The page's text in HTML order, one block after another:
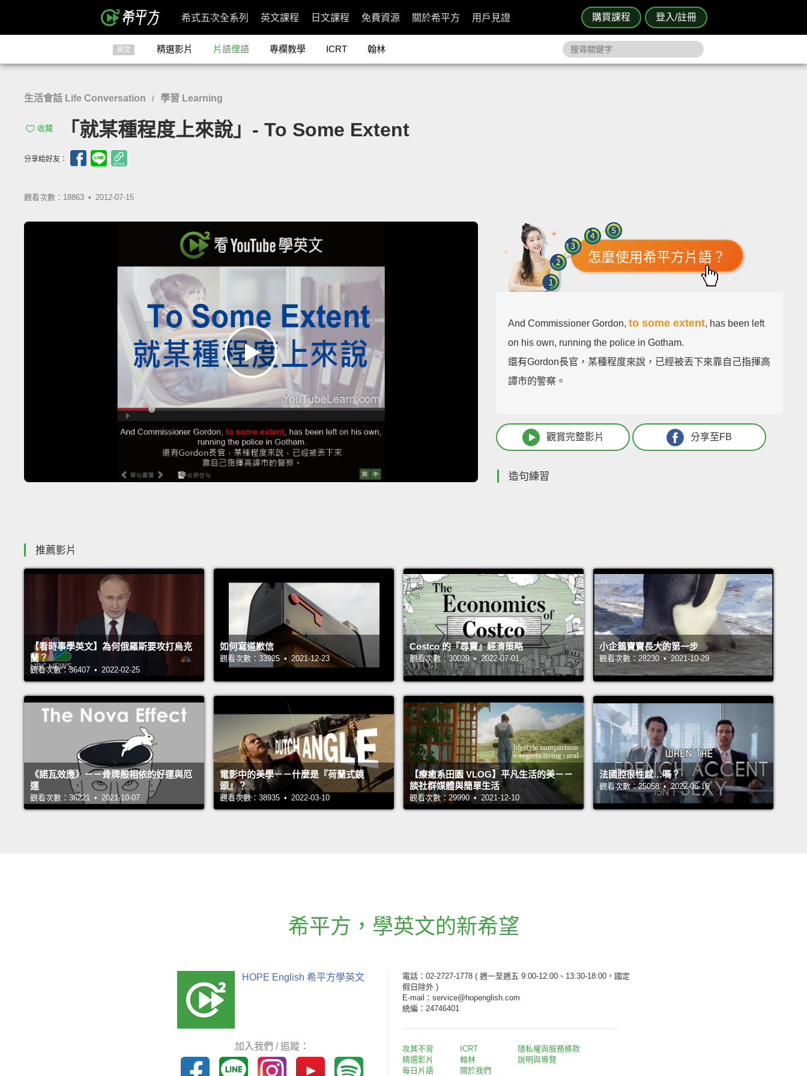
購買課程 登入/註冊
希式五次全系列 英文課程 日文課程 免費資源 關於希平方 用戶見證
英文 精選影片 片語俚語 專欄教學 ICRT 翰林
生活會話 Life Conversation / 學習 Learning
收藏 「就某種程度上來說」- To Some Extent
分享給好友：
觀看次數：18863 • 2012-07-15
怎麼使用希平方片語？
And Commissioner Gordon,to some extent, has been left
on his own, running the police in Gotham.
還有Gordon長官，某種程度來說，已經被丟下來靠自己指揮高
譚市的警察。
觀賞完整影片 分享至FB
造句練習
推薦影片
【看時事學英文】為何俄羅斯要攻打烏克
蘭？
觀看次數：36407 • 2022-02-25
如何寫道歉信
觀看次數：33925 • 2021-12-23
Costco 的『尋寶』經濟策略
觀看次數：30029 • 2022-07-01
小企鵝寶寶長大的第一步
觀看次數：28230 • 2021-10-29
《諾瓦效應》－－骨牌般相依的好運與厄
運
觀看次數：36221 • 2021-10-07
電影中的美學－－什麼是『荷蘭式鏡
頭』？
觀看次數：38935 • 2022-03-10
【療癒系田園 VLOG】平凡生活的美－－
談社群媒體與簡單生活
觀看次數：29990 • 2021-12-10
法國腔很性感…嗎？
觀看次數：25058 • 2022-06-16
希平方 ， 學英文的新希望
HOPE English 希平方學英文
加入我們 / 追蹤：
電話：02-2727-1778 ( 週一至週五 9:00-12:00、13:30-18:00，國定
假日除外 )
E-mail：service@hopenglish.com
統編：24746401
攻其不背
精選影片
每日片語
ICRT
翰林
關於我們
隱私權與服務條款
說明與導覽